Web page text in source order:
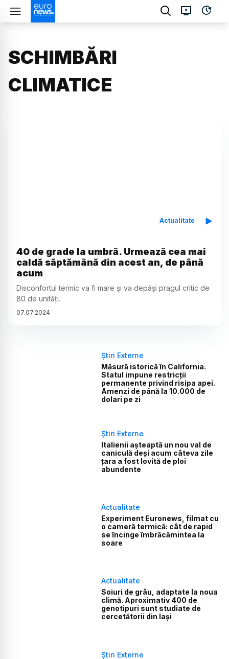
SCHIMBĂRI
CLIMATICE
Actualitate
40 de grade la umbră. Urmează cea mai
caldă săptămână din acest an, de până
acum
Disconfortul termic va fi mare și va depăși pragul critic de
80 de unități.
07.07.2024
Știri Externe
Măsură istorică în California.
Statul impune restricții
permanente privind risipa apei.
Amenzi de până la 10.000 de
dolari pe zi
Știri Externe
Italienii așteaptă un nou val de
caniculă deși acum câteva zile
țara a fost lovită de ploi
abundente
Actualitate
Experiment Euronews, filmat cu
o cameră termică: cât de rapid
se încinge îmbrăcămintea la
soare
Actualitate
Soiuri de grâu, adaptate la noua
climă. Aproximativ 400 de
genotipuri sunt studiate de
cercetătorii din Iași
Știri Externe